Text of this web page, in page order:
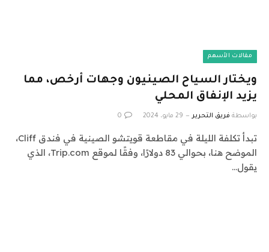
مقالات الأسهم
ويختار السياح الصينيون وجهات أرخص، مما
يزيد الإنفاق المحلي
بواسطة فريق التحرير 29 مايو، 2024 0
تبدأ تكلفة الليلة في مقاطعة قويتشو الصينية في فندق Cliff،
الموضح هنا، بحوالي 83 دولارًا، وفقًا لموقع Trip.com، الذي
يقول…